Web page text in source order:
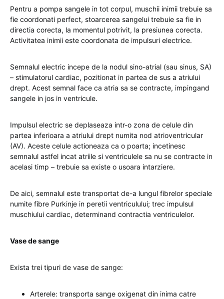
Pentru a pompa sangele in tot corpul, muschii inimii trebuie sa
fie coordonati perfect, stoarcerea sangelui trebuie sa fie in
directia corecta, la momentul potrivit, la presiunea corecta.
Activitatea inimii este coordonata de impulsuri electrice.
Semnalul electric incepe de la nodul sino-atrial (sau sinus, SA)
– stimulatorul cardiac, pozitionat in partea de sus a atriului
drept. Acest semnal face ca atria sa se contracte, impingand
sangele in jos in ventricule.
Impulsul electric se deplaseaza intr-o zona de celule din
partea inferioara a atriului drept numita nod atrioventricular
(AV). Aceste celule actioneaza ca o poarta; incetinesc
semnalul astfel incat atriile si ventriculele sa nu se contracte in
acelasi timp – trebuie sa existe o usoara intarziere.
De aici, semnalul este transportat de-a lungul fibrelor speciale
numite fibre Purkinje in peretii ventriculului; trec impulsul
muschiului cardiac, determinand contractia ventriculelor.
Vase de sange
Exista trei tipuri de vase de sange:
Arterele: transporta sange oxigenat din inima catre